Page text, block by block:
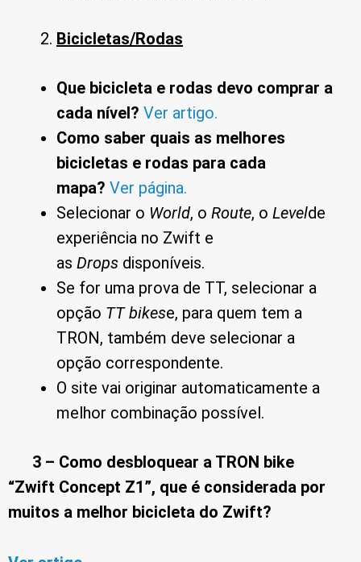
Bicicletas/Rodas
Que bicicleta e rodas devo comprar a
cada nível? Ver artigo.
Como saber quais as melhores
bicicletas e rodas para cada
mapa? Ver página.
Selecionar o World, o Route, o Levelde
experiência no Zwift e
as Drops disponíveis.
Se for uma prova de TT, selecionar a
opção TT bikese, para quem tem a
TRON, também deve selecionar a
opção correspondente.
O site vai originar automaticamente a
melhor combinação possível.
3 – Como desbloquear a TRON bike
“Zwift Concept Z1”, que é considerada por
muitos a melhor bicicleta do Zwift?